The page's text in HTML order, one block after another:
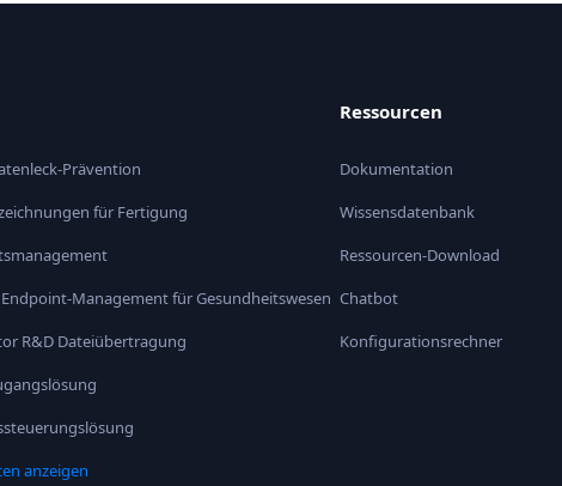
Prävention
für Fertigung
Management für Gesundheitswesen
R&D Dateiübertragung
anzeigen
Ressourcen
Dokumentation
Wissensdatenbank
Ressourcen-Download
Chatbot
Konfigurationsrechner